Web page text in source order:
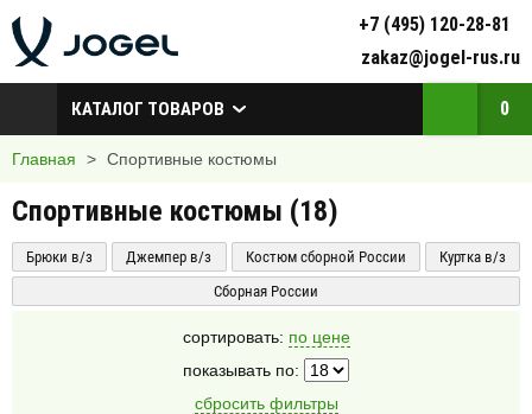
+7 (495) 120-28-81
zakaz@jogel-rus.ru
КАТАЛОГ ТОВАРОВ 0
Главная > Спортивные костюмы
Спортивные костюмы (18)
Брюки в/з Джемпер в/з Костюм сборной России
Куртка в/з
Сборная России
сортировать: по цене
показывать по:
сбросить фильтры